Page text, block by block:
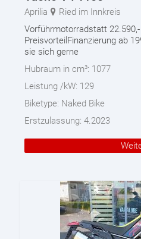
Aprilia
Ried im Innkreis
Vorführmotorradstatt 22.590,-
PreisvorteilFinanzierung ab
sie sich gerne
Hubraum in cm³: 1077
Leistung /kW: 129
Biketype: Naked Bike
Erstzulassung: 4.2023